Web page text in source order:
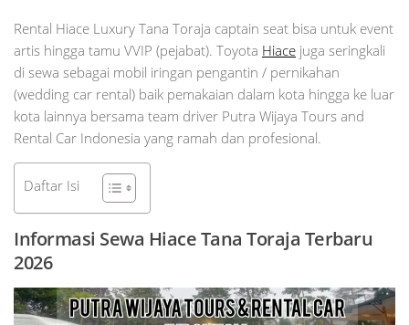
Rental Hiace Luxury Tana Toraja captain seat bisa untuk event
artis hingga tamu VVIP (pejabat). Toyota Hiace juga seringkali
di sewa sebagai mobil iringan pengantin / pernikahan
(wedding car rental) baik pemakaian dalam kota hingga ke luar
kota lainnya bersama team driver Putra Wijaya Tours and
Rental Car Indonesia yang ramah dan profesional.
Daftar Isi
Informasi Sewa Hiace Tana Toraja Terbaru
2026